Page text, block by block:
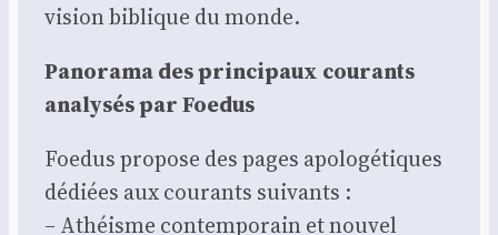
vision biblique du monde.
Pano­ra­ma des prin­ci­paux cou­rants
ana­ly­sés par Foe­dus
Foe­dus pro­pose des pages apo­lo­gé­tiques
dédiées aux cou­rants sui­vants :
– Athéisme contem­po­rain et nou­vel